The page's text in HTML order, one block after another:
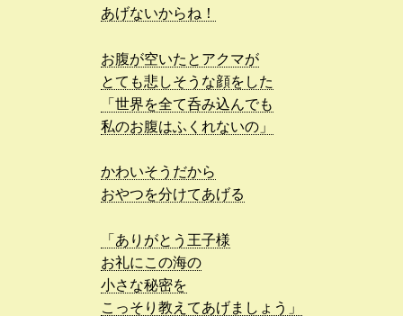
あげないからね！
お腹が空いたとアクマが
とても悲しそうな顔をした
「世界を全て呑み込んでも
私のお腹はふくれないの」
かわいそうだから
おやつを分けてあげる
「ありがとう王子様
お礼にこの海の
小さな秘密を
こっそり教えてあげましょう」